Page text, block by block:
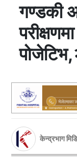
गण्डकी
केन्द्रभाग